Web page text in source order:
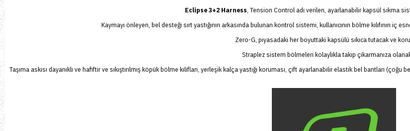
Eclipse 3+2 Harness, Tension Control adı verilen, ayarlanabilir kapsül sıkma
Kaymayı önleyen, bel desteği sırt yastığının arkasında bulunan kontrol sistemi, kullanıcının bölme kılıfının iç
Zero-G, piyasadaki her boyuttaki kapsülü sıkıca tutacak ve
Straplez sistem bölmeleri kolaylıkla takıp çıkarmanıza
Taşıma askısı dayanıklı ve hafiftir ve sıkıştırılmış köpük bölme kılıfları, yerleşik kalça yastığı koruması, çift ayarlanabilir elastik bel bantları